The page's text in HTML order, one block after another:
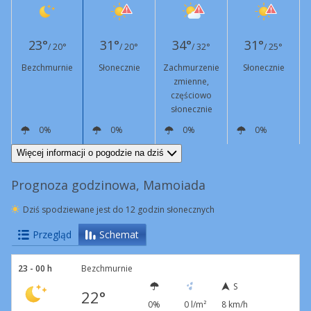
23°/ 20° 31°/ 20° 34°/ 32° 31°/ 25°
Bezchmurnie
Słonecznie
Zachmurzenie
zmienne,
częściowo
słonecznie
Słonecznie
0% 0% 0%
0%
S
9 km/h S
8 km/h
Więcej informacji o pogodzie na dziś
Prognoza godzinowa, Mamoiada
Dziś spodziewane jest do 12 godzin słonecznych
Przegląd Schemat
23 - 00 h Bezchmurnie
22° 0% 0 l/m²
S
8 km/h